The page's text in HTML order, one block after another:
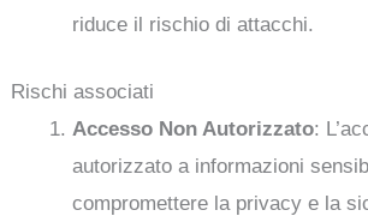
riduce il rischio di attacchi.
Rischi associati
Accesso Non Autorizzato:
autorizzato a informazioni
compromettere la privacy e la